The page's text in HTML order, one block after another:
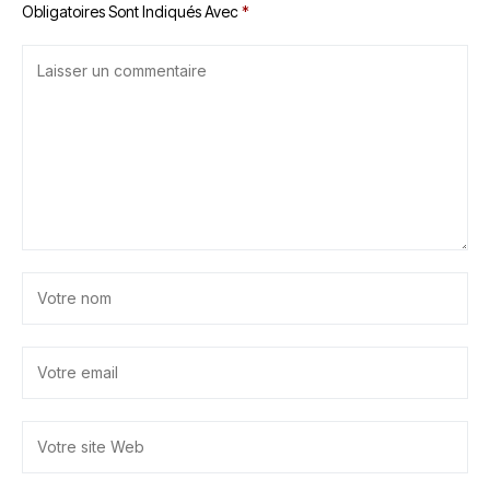
Obligatoires Sont Indiqués Avec*